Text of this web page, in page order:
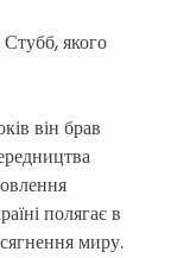
якого
він брав
полягає в
миру.